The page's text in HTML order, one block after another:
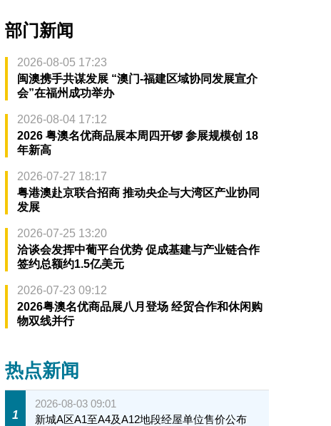
部门新闻
2026-08-05 17:23
闽澳携手共谋发展 “澳门-福建区域协同发展宣介
会”在福州成功举办
2026-08-04 17:12
2026 粤澳名优商品展本周四开锣 参展规模创 18
年新高
2026-07-27 18:17
粤港澳赴京联合招商 推动央企与大湾区产业协同
发展
2026-07-25 13:20
洽谈会发挥中葡平台优势 促成基建与产业链合作
签约总额约1.5亿美元
2026-07-23 09:12
2026粤澳名优商品展八月登场 经贸合作和休闲购
物双线并行
热点新闻
1
2026-08-03 09:01
新城A区A1至A4及A12地段经屋单位售价公布